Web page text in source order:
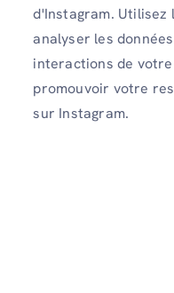
d'Instagram. Utilisez
analyser les
interactions de
promouvoir votre
sur Instagram.